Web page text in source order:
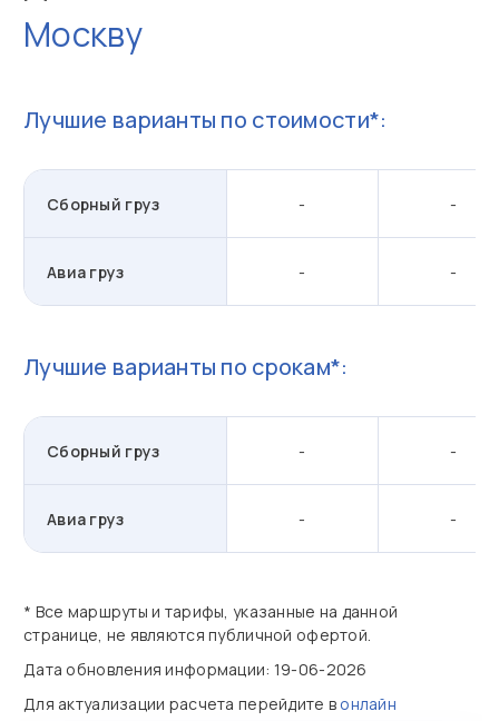
Москву
Лучшие варианты по стоимости*:
Сборный груз - -
Авиа груз - -
Лучшие варианты по срокам*:
Сборный груз - -
Авиа груз - -
* Все маршруты и тарифы, указанные на данной
странице, не являются публичной офертой.
Дата обновления информации: 19-06-2026
Для актуализации расчета перейдите в онлайн